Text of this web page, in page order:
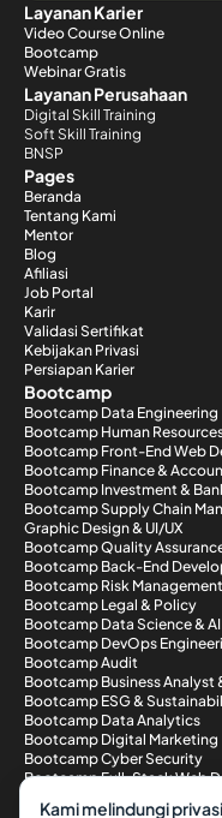
Layanan Karier
Video Course Online
Bootcamp
Webinar Gratis
Layanan Perusahaan
Digital Skill Training
Soft Skill Training
BNSP
Pages
Beranda
Tentang Kami
Mentor
Blog
Afiliasi
Job Portal
Karir
Validasi Sertifikat
Kebijakan Privasi
Persiapan Karier
Bootcamp
Bootcamp Data Engineering
Bootcamp Human
Bootcamp Front-End Web
Bootcamp Finance &
Bootcamp Investment &
Bootcamp Supply Chain
Graphic Design & UI/UX
Bootcamp Quality
Bootcamp Back-End
Bootcamp Risk Management
Bootcamp Legal & Policy
Bootcamp Data Science &
Bootcamp DevOps
Bootcamp Audit
Bootcamp Business
Bootcamp ESG &
Bootcamp Data Analytics
Bootcamp Digital Marketing
Bootcamp Cyber Security
Bootcamp Full-Stack Web
Metode Pembayaran
Kami melindungi